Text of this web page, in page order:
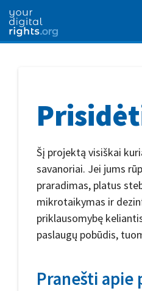
Šį projektą visiškai
savanoriai. Jei jums
praradimas, platus
mikrotaikymas ir
priklausomybę
paslaugų pobūdis,
Pranešti apie